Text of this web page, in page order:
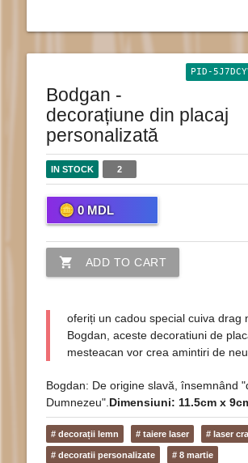
PID-
Bodgan -
decorațiune din placaj
personalizată
IN STOCK 2
0 MDL
shopping_cart ADD TO CART
oferiți un cadou special cuiva drag
Bogdan, aceste decoratiuni de
mesteacan vor crea amintiri de
Bogdan: De origine slavă, însemnând
Dumnezeu". Dimensiuni: 11.5cm x
# decorații lemn # taiere laser # laser
# decoratii personalizate # 8 martie